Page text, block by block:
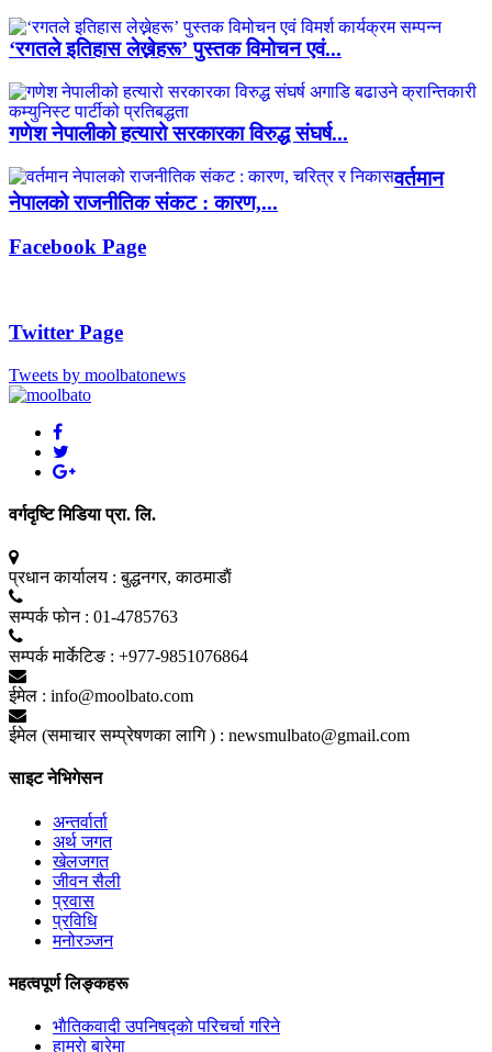
‘रगतले इतिहास लेख्नेहरू’ पुस्तक विमोचन एवं...
गणेश नेपालीको हत्यारो सरकारका विरुद्ध संघर्ष...
वर्तमान
नेपालको राजनीतिक संकट : कारण,...
Facebook Page
Twitter Page
Tweets by moolbatonews
वर्गदृष्टि मिडिया प्रा. लि.
प्रधान कार्यालय : बुद्धनगर, काठमाडाैं
सम्पर्क फाेन : 01-4785763
सम्पर्क मार्केटिङ : +977-9851076864
ईमेल : info@moolbato.com
ईमेल (समाचार सम्प्रेषणका लागि ) : newsmulbato@gmail.com
साइट नेभिगेसन
अन्तर्वार्ता
अर्थ जगत
खेलजगत
जीवन सैली
प्रवास
प्रविधि
मनोरञ्जन
महत्वपूर्ण लिङ्कहरू
भाैतिकवादी उपनिषद्काे परिचर्चा गरिने
हाम्राे बारेमा